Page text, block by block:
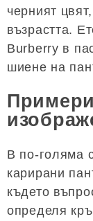
черният
възрастта.
Burberry в
шиене на
В по-голяма
карирани
където
определя